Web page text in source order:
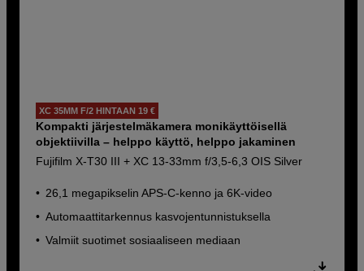
XC 35MM F/2 HINTAAN 19 €
Kompakti järjestelmäkamera monikäyttöisellä
objektiivilla – helppo käyttö, helppo jakaminen
Fujifilm X-T30 III + XC 13-33mm f/3,5-6,3 OIS Silver
26,1 megapikselin APS-C-kenno ja 6K-video
Automaattitarkennus kasvojentunnistuksella
Valmiit suotimet sosiaaliseen mediaan